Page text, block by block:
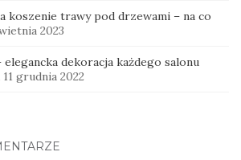
koszenie trawy pod drzewami – na co
2023
dekoracja każdego salonu
11 grudnia 2022